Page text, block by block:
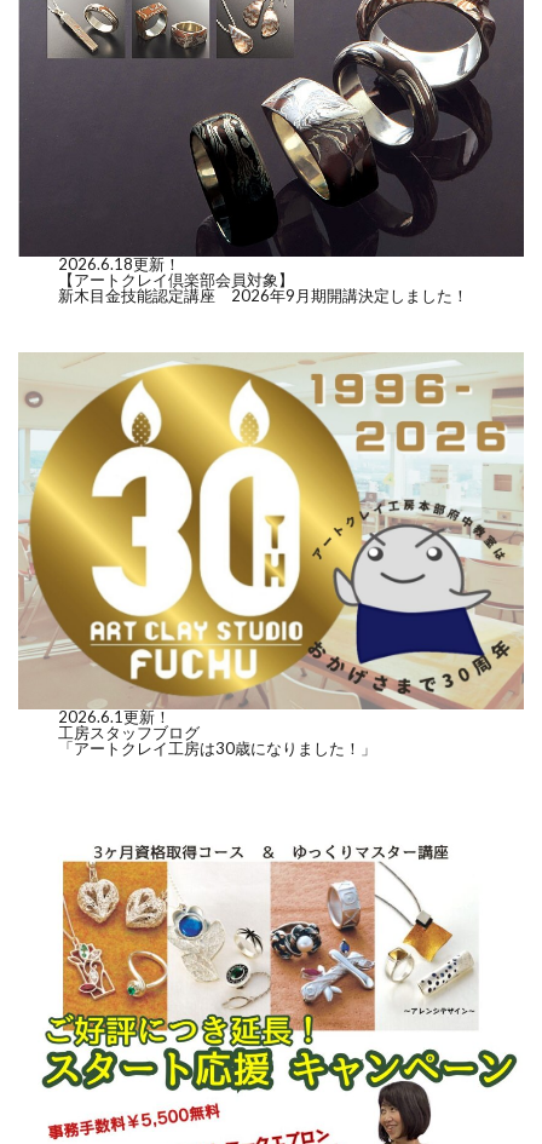
2026.6.18更新！
【アートクレイ倶楽部会員対象】
新木目金技能認定講座 2026年9月期開講決定しました！
2026.6.1更新！
工房スタッフブログ
「アートクレイ工房は30歳になりました！」